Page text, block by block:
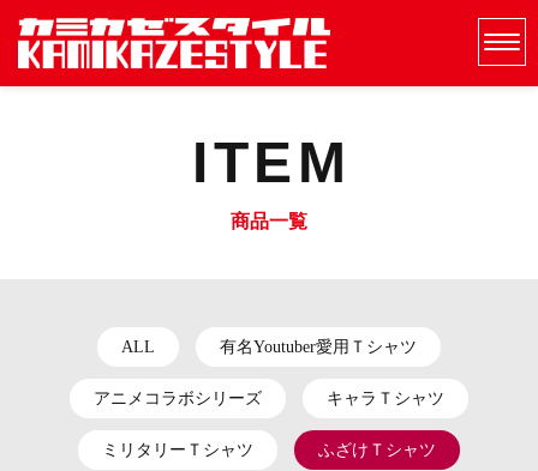
ITEM
商品一覧
ALL 有名Youtuber愛用Ｔシャツ
アニメコラボシリーズ キャラＴシャツ
ミリタリーＴシャツ ふざけＴシャツ